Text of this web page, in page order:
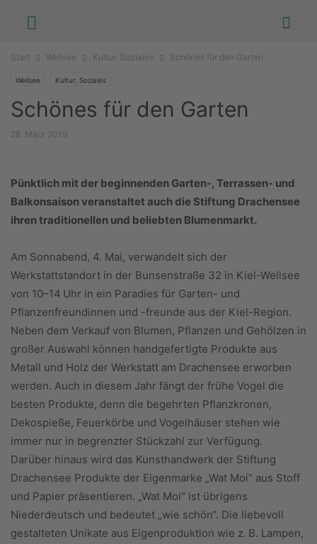
Start Wellsee Kultur, Soziales Schönes für den Garten
Wellsee Kultur, Soziales
Schönes für den Garten
28. März 2019
Pünktlich mit der beginnenden Garten-, Terrassen- und
Balkonsaison veranstaltet auch die Stiftung Drachensee
ihren traditionellen und beliebten Blumenmarkt.
Am Sonnabend, 4. Mai, verwandelt sich der
Werkstattstandort in der Bunsenstraße 32 in Kiel-Wellsee
von 10–14 Uhr in ein Paradies für Garten- und
Pflanzenfreundinnen und -freunde aus der Kiel-Region.
Neben dem Verkauf von Blumen, Pflanzen und Gehölzen in
großer Auswahl können handgefertigte Produkte aus
Metall und Holz der Werkstatt am Drachensee erworben
werden. Auch in diesem Jahr fängt der frühe Vogel die
besten Produkte, denn die begehrten Pflanzkronen,
Dekospieße, Feuerkörbe und Vogelhäuser stehen wie
immer nur in begrenzter Stückzahl zur Verfügung.
Darüber hinaus wird das Kunsthandwerk der Stiftung
Drachensee Produkte der Eigenmarke „Wat Moi“ aus Stoff
und Papier präsentieren. „Wat Moi“ ist übrigens
Niederdeutsch und bedeutet „wie schön“. Die liebevoll
gestalteten Unikate aus Eigenproduktion wie z. B. Lampen,